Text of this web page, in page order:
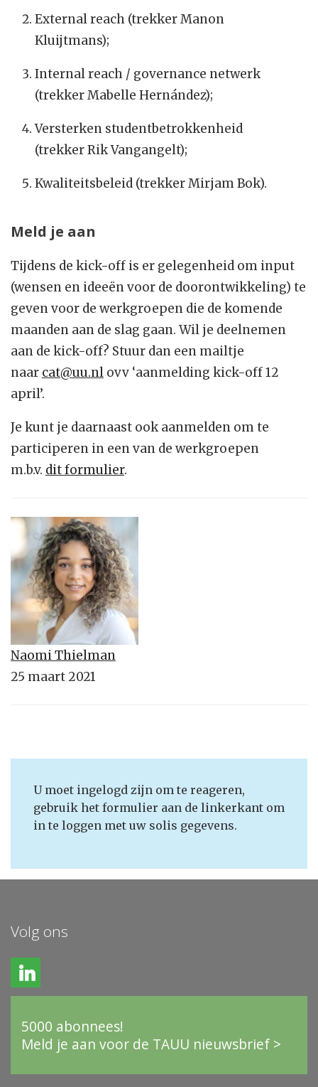
External reach (trekker Manon
Kluijtmans);
Internal reach / governance netwerk
(trekker Mabelle Hernández);
Versterken studentbetrokkenheid
(trekker Rik Vangangelt);
Kwaliteitsbeleid (trekker Mirjam Bok).
Meld je aan
Tijdens de kick-off is er gelegenheid om input
(wensen en ideeën voor de doorontwikkeling) te
geven voor de werkgroepen die de komende
maanden aan de slag gaan. Wil je deelnemen
aan de kick-off? Stuur dan een mailtje
naar cat@uu.nl ovv ‘aanmelding kick-off 12
april’.
Je kunt je daarnaast ook aanmelden om te
participeren in een van de werkgroepen
m.b.v. dit formulier.
Naomi Thielman
25 maart 2021
U moet ingelogd zijn om te reageren,
gebruik het formulier aan de linkerkant om
in te loggen met uw solis gegevens.
Volg ons
5000 abonnees!
Meld je aan voor de TAUU nieuwsbrief >